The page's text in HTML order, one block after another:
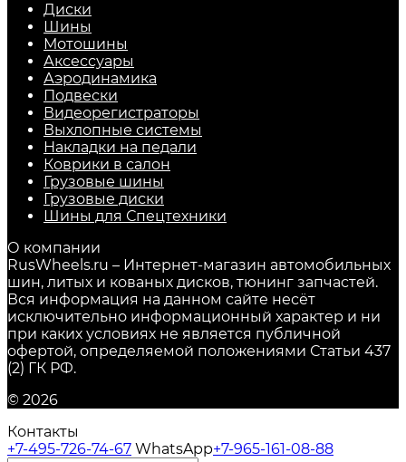
Диски
Шины
Мотошины
Аксессуары
Аэродинамика
Подвески
Видеорегистраторы
Выхлопные системы
Накладки на педали
Коврики в салон
Грузовые шины
Грузовые диски
Шины для Спецтехники
О компании
RusWheels.ru – Интернет-магазин автомобильных
шин, литых и кованых дисков, тюнинг запчастей.
Вся информация на данном сайте несёт
исключительно информационный характер и ни
при каких условиях не является публичной
офертой, определяемой положениями Статьи 437
(2) ГК РФ.
© 2026
Контакты
+7-495-726-74-67 WhatsApp+7-965-161-08-88